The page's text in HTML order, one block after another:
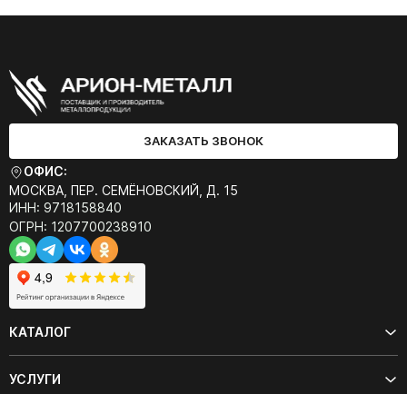
ЗАКАЗАТЬ ЗВОНОК
ОФИС:
МОСКВА, ПЕР. СЕМЁНОВСКИЙ, Д. 15
ИНН: 9718158840
ОГРН: 1207700238910
КАТАЛОГ
УСЛУГИ